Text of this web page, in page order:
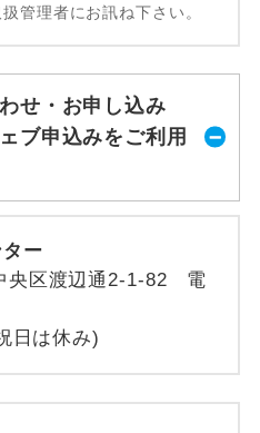
管理者にお訊ね下さい。
せ・お申し込み
ブ申込みをご利用
ー
央区渡辺通2-1-82 電
日は休み)